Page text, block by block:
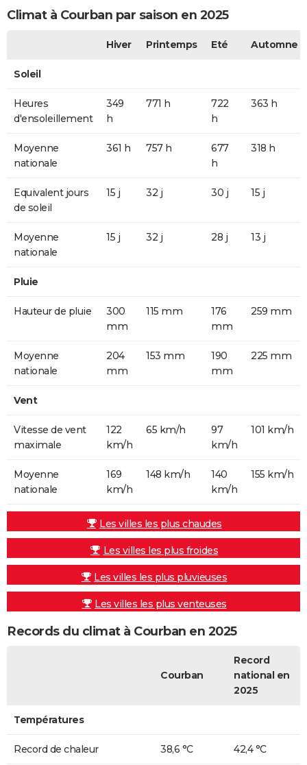
Climat à Courban par saison en 2025
Hiver Printemps Eté Automne
Soleil
Heures
d'ensoleillement
349
h
771 h
722
h
363 h
Moyenne
nationale
361 h 757 h
677
h
318 h
Equivalent jours
de soleil
15 j 32 j 30 j 15 j
Moyenne
nationale
15 j 32 j 28 j 13 j
Pluie
Hauteur de pluie
300
mm
115 mm
176
mm
259 mm
Moyenne
nationale
204
mm
153 mm
190
mm
225 mm
Vent
Vitesse de vent
maximale
122
km/h
65 km/h
97
km/h
101 km/h
Moyenne
nationale
169
km/h
148 km/h
140
km/h
155 km/h
Les villes les plus chaudes
Les villes les plus froides
Les villes les plus pluvieuses
Les villes les plus venteuses
Records du climat à Courban en 2025
Courban
Record
national en
2025
Températures
Record de chaleur 38,6 °C 42,4 °C